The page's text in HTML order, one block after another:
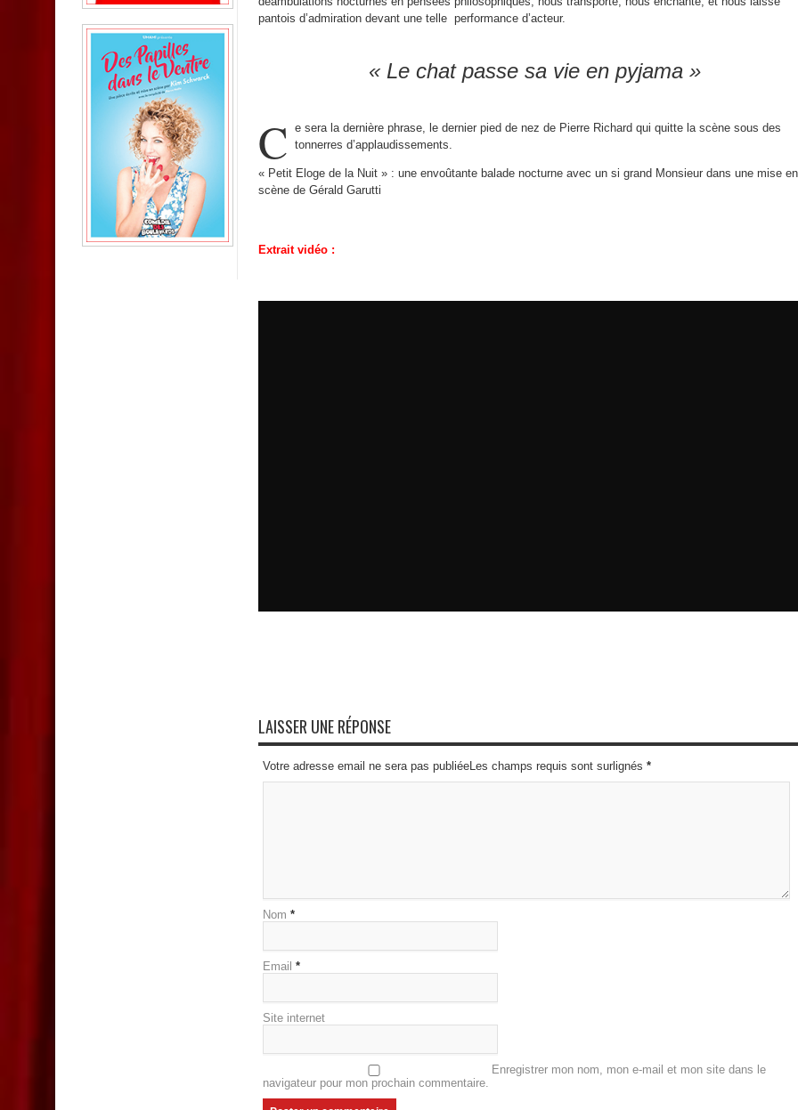
pantois d’admiration devant une telle performance d’acteur.
« Le chat passe sa vie en pyjama »
C e sera la dernière phrase, le dernier pied de nez de Pierre Richard qui quitte la scène sous des
tonnerres d’applaudissements.
« Petit Eloge de la Nuit » : une envoûtante balade nocturne avec un si grand Monsieur dans une mise en
scène de Gérald Garutti
Extrait vidéo :
LAISSER UNE RÉPONSE
Votre adresse email ne sera pas publiéeLes champs requis sont surlignés *
Nom *
Email *
Site internet
Enregistrer mon nom, mon e-mail et mon site dans le
navigateur pour mon prochain commentaire.